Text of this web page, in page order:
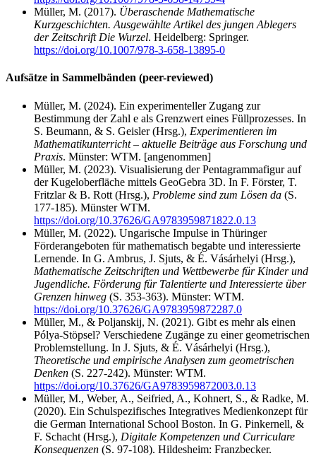
Müller, M. (2017). Überaschende Mathematische
Kurzgeschichten. Ausgewählte Artikel des jungen Ablegers
der Zeitschrift Die Wurzel. Heidelberg: Springer.
https://doi.org/10.1007/978-3-658-13895-0
Aufsätze in Sammelbänden (peer-reviewed)
Müller, M. (2024). Ein experimenteller Zugang zur
Bestimmung der Zahl e als Grenzwert eines Füllprozesses. In
S. Beumann, & S. Geisler (Hrsg.), Experimentieren im
Mathematikunterricht – aktuelle Beiträge aus Forschung und
Praxis. Münster: WTM. [angenommen]
Müller, M. (2023). Visualisierung der Pentagrammafigur auf
der Kugeloberfläche mittels GeoGebra 3D. In F. Förster, T.
Fritzlar & B. Rott (Hrsg.), Probleme sind zum Lösen da (S.
177-185). Münster WTM.
https://doi.org/10.37626/GA9783959871822.0.13
Müller, M. (2022). Ungarische Impulse in Thüringer
Förderangeboten für mathematisch begabte und interessierte
Lernende. In G. Ambrus, J. Sjuts, & É. Vásárhelyi (Hrsg.),
Mathematische Zeitschriften und Wettbewerbe für Kinder und
Jugendliche. Förderung für Talentierte und Interessierte über
Grenzen hinweg (S. 353-363). Münster: WTM.
https://doi.org/10.37626/GA9783959872287.0
Müller, M., & Poljanskij, N. (2021). Gibt es mehr als einen
Pólya-Stöpsel? Verschiedene Zugänge zu einer geometrischen
Problemstellung. In J. Sjuts, & É. Vásárhelyi (Hrsg.),
Theoretische und empirische Analysen zum geometrischen
Denken (S. 227-242). Münster: WTM.
https://doi.org/10.37626/GA9783959872003.0.13
Müller, M., Weber, A., Seifried, A., Kohnert, S., & Radke, M.
(2020). Ein Schulspezifisches Integratives Medienkonzept für
die German International School Boston. In G. Pinkernell, &
F. Schacht (Hrsg.), Digitale Kompetenzen und Curriculare
Konsequenzen (S. 97-108). Hildesheim: Franzbecker.